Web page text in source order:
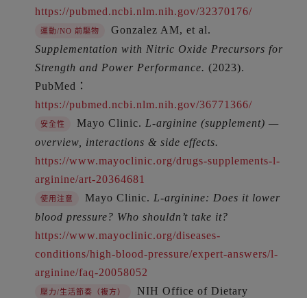
https://pubmed.ncbi.nlm.nih.gov/32370176/
運動/NO 前驅物
Gonzalez AM, et al.
Supplementation with Nitric Oxide Precursors for
Strength and Power Performance. (2023).
PubMed：
https://pubmed.ncbi.nlm.nih.gov/36771366/
安全性 Mayo Clinic. L-arginine (supplement) —
overview, interactions & side effects.
https://www.mayoclinic.org/drugs-supplements-l-
arginine/art-20364681
使用注意 Mayo Clinic. L-arginine: Does it lower
blood pressure? Who shouldn’t take it?
https://www.mayoclinic.org/diseases-
conditions/high-blood-pressure/expert-answers/l-
arginine/faq-20058052
壓力/生活節奏（複方）
NIH Office of Dietary